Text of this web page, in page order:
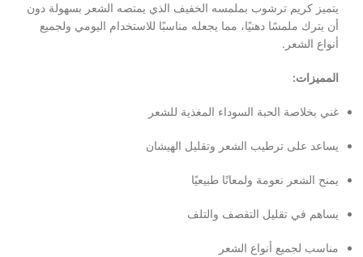
يتميز كريم ترشوب بملمسه الخفيف الذي يمتصه الشعر بسهولة دون
أن يترك ملمسًا دهنيًا، مما يجعله مناسبًا للاستخدام اليومي ولجميع
أنواع الشعر.
المميزات:
غني بخلاصة الحبة السوداء المغذية للشعر
يساعد على ترطيب الشعر وتقليل الهيشان
يمنح الشعر نعومة ولمعانًا طبيعيًا
يساهم في تقليل التقصف والتلف
مناسب لجميع أنواع الشعر